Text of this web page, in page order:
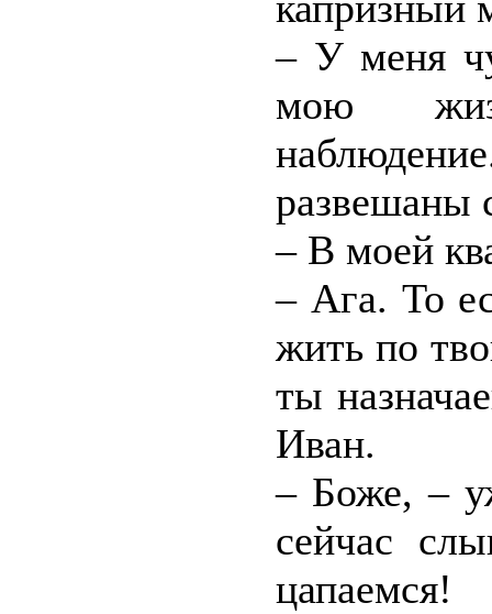
– У меня
мою
развешаны
– В моей
– Ага. То
жить по
ты
Иван.
– Боже, –
сейчас
цапаемся!